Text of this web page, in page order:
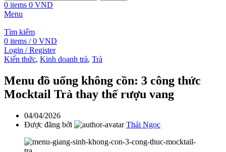
0 items 0 VND
Menu
Tìm kiếm
0 items / 0 VND
Login / Register
Kiến thức, Kinh doanh trà, Trà
Menu đồ uống không cồn: 3 công thức
Mocktail Trà thay thế rượu vang
04/04/2026
Được đăng bởi
Thái Ngọc